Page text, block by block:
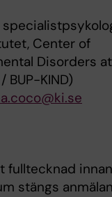
Center of
Disorders
BUP-KIND)
fulltecknad
stängs